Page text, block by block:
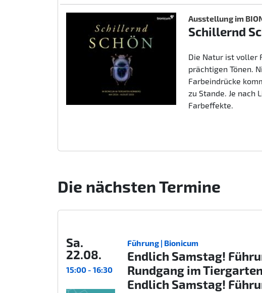
Ausstellung im
Schillernd
Die Natur ist voller
prächtigen Tönen.
Farbeindrücke
zu Stande. Je nach
Farbeffekte.
Die nächsten Termine
Sa.
22.08.
15:00 - 16:30
Führung | Bionicum
Endlich Samstag!
Rundgang im
Endlich Samstag!